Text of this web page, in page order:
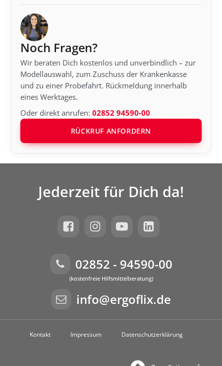
Noch Fragen?
Wir beraten Dich kostenlos und unverbindlich – zur
Modellauswahl, zum Zuschuss der Krankenkasse
und zu einer Probefahrt. Rückmeldung innerhalb
eines Werktages.
Oder direkt anrufen:02852 94590-00
RÜCKRUF ANFORDERN
Jederzeit für Dich da!
02852 - 94590-00
(kostenfreie Hilfsmittelberatung)
info@ergoflix.de
Kontakt Impressum Datenschutzerklärung